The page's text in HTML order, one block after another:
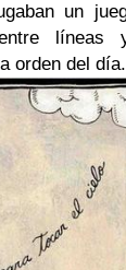
un
líneas
orden del día.